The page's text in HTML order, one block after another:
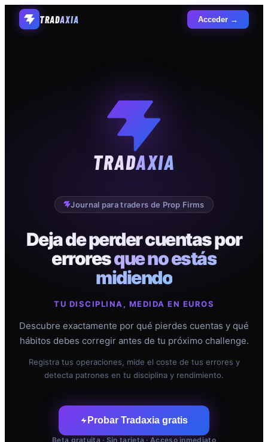
TRADAXIA Acceder →
TRADAXIA
Journal para traders de Prop Firms
Deja de perder cuentas por
erroresque no estás
midiendo
TU DISCIPLINA, MEDIDA EN EUROS
Descubre exactamente por qué pierdes cuentas y qué
hábitos debes corregir antes de tu próximo challenge.
Registra tus operaciones, mide el coste de tus errores y
detecta patrones en tu disciplina y rendimiento.
Probar Tradaxia gratis
Beta gratuita · Sin tarjeta · Acceso inmediato